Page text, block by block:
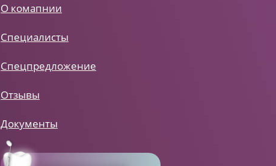
О комапнии
Специалисты
Спецпредложение
Отзывы
Документы